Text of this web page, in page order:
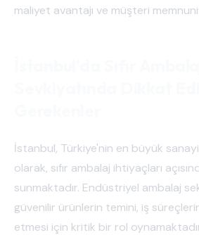
maliyet avantajı ve müşteri
İstanbul, Türkiye'nin en büyük
olarak, sıfır ambalaj ihtiyaçları
sunmaktadır. Endüstriyel ambalaj
güvenilir ürünlerin temini, iş
etmesi için kritik bir rol